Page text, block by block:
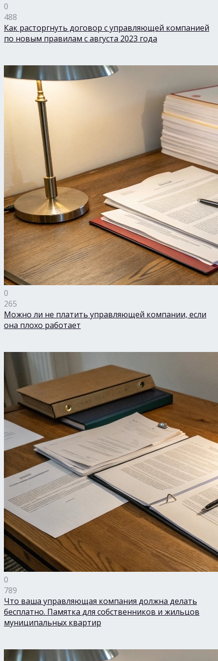
0
488
Как расторгнуть договор с управляющей компанией
по новым правилам с августа 2023 года
0
265
Можно ли не платить управляющей компании, если
она плохо работает
0
789
Что ваша управляющая компания должна делать
бесплатно. Памятка для собственников и жильцов
муниципальных квартир